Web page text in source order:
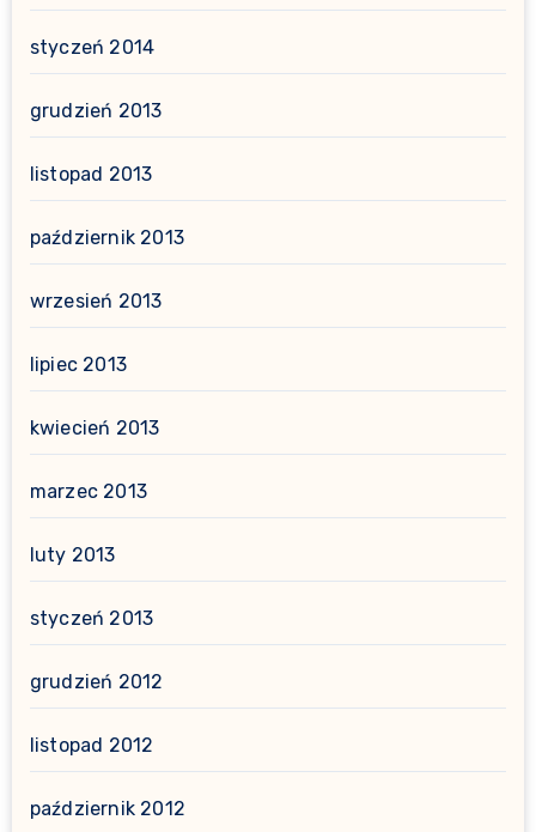
styczeń 2014
grudzień 2013
listopad 2013
październik 2013
wrzesień 2013
lipiec 2013
kwiecień 2013
marzec 2013
luty 2013
styczeń 2013
grudzień 2012
listopad 2012
październik 2012